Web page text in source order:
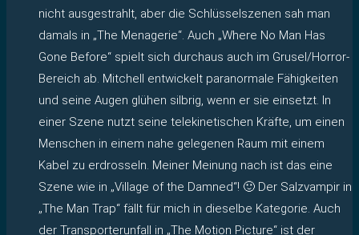
nicht ausgestrahlt, aber die Schlüsselszenen sah man
damals in „The Menagerie“. Auch „Where No Man Has
Gone Before“ spielt sich durchaus auch im Grusel/Horror-
Bereich ab. Mitchell entwickelt paranormale Fähigkeiten
und seine Augen glühen silbrig, wenn er sie einsetzt. In
einer Szene nutzt seine telekinetischen Kräfte, um einen
Menschen in einem nahe gelegenen Raum mit einem
Kabel zu erdrosseln. Meiner Meinung nach ist das eine
Szene wie in „Village of the Damned“! 🙂 Der Salzvampir in
„The Man Trap“ fällt für mich in dieselbe Kategorie. Auch
der Transporterunfall in „The Motion Picture“ ist der